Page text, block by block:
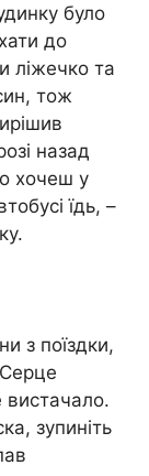
було
до
ліжечко та
тож
назад
хочеш у
їдь, –
з поїздки,
вистачало.
зупиніть